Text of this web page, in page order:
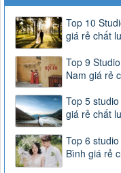
Top 10
giá rẻ chất
Top 9
Nam giá rẻ
Top 5
giá rẻ chất
Top 6
Bình giá rẻ